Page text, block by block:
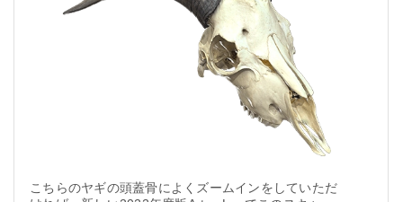
こちらのヤギの頭蓋骨によくズームインをしていただ